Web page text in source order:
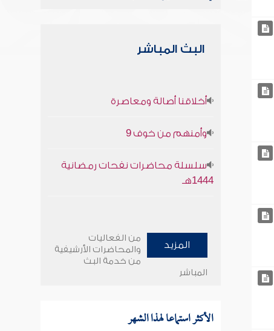
البث المباشر
أخلاقنا أصالة ومعاصرة
وأمنهم من خوف 9
سلسلة محاضرات نفحات رمضانية
1444هـ
المزيد
من الفعاليات
والمحاضرات الأرشيفية
من خدمة البث
المباشر
الأكثر استماعا لهذا الشهر